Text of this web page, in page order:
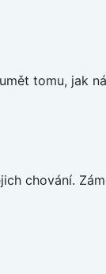
tomu, jak
chování.